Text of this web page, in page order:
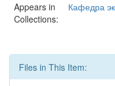
Appears in
Collections:
Кафедра
Files in This Item: